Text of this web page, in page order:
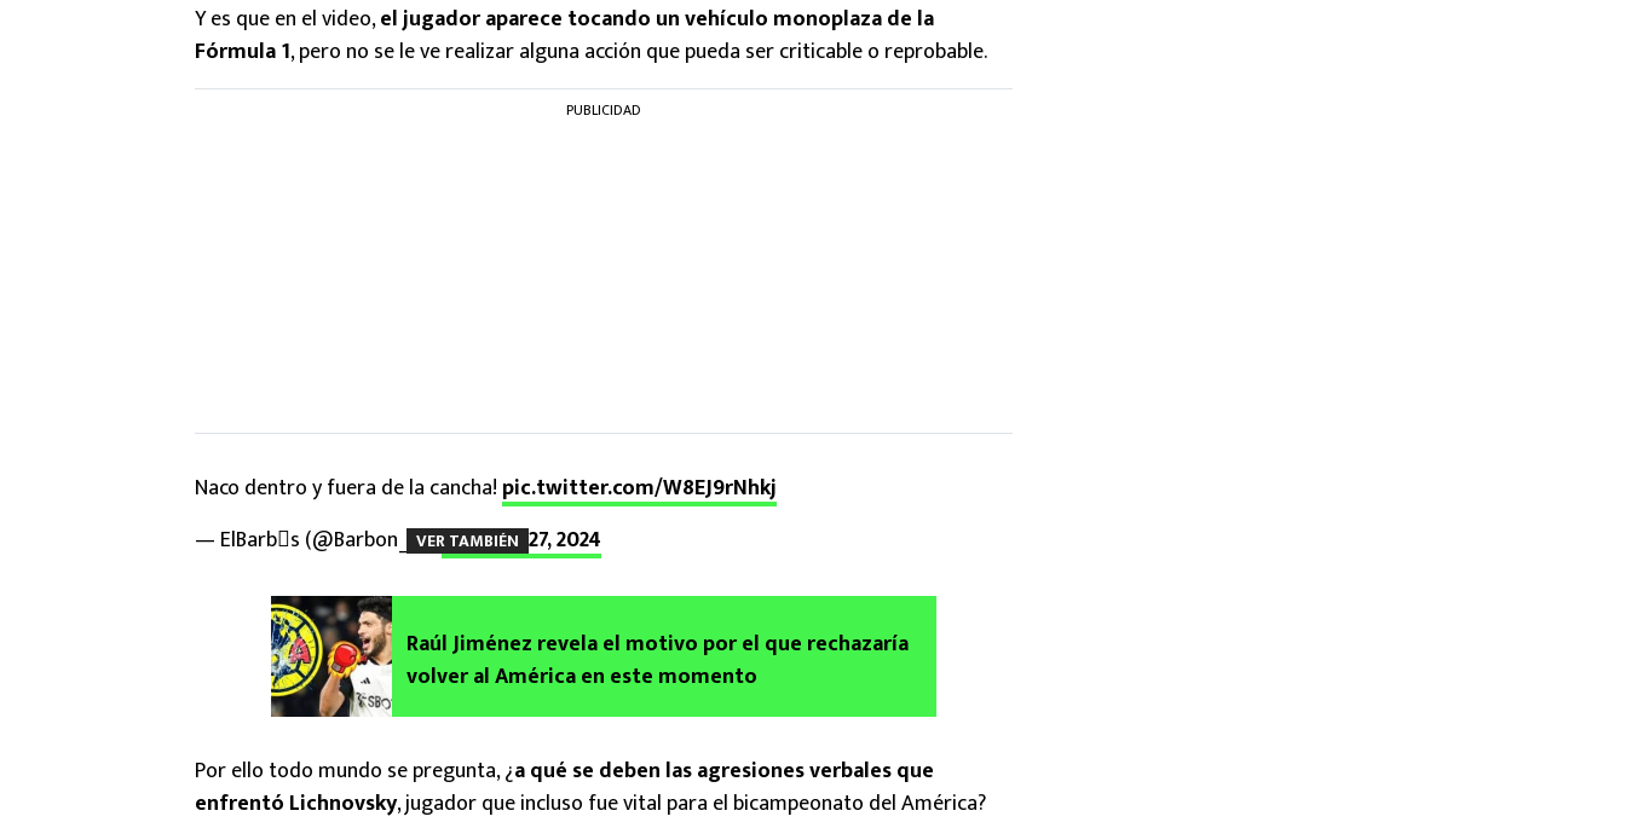
Y es que en el video,el jugador aparece tocando un vehículo monoplaza de la
Fórmula 1, pero no se le ve realizar alguna acción que pueda ser criticable o reprobable.
PUBLICIDAD
Naco dentro y fuera de la cancha! pic.twitter.com/W8EJ9rNhkj
— ElBarbs (@Barbon_35)October 27, 2024
VER TAMBIÉN
Raúl Jiménez revela el motivo por el que rechazaría
volver al América en este momento
Por ello todo mundo se pregunta, ¿a qué se deben las agresiones verbales que
enfrentó Lichnovsky, jugador que incluso fue vital para el bicampeonato del América?